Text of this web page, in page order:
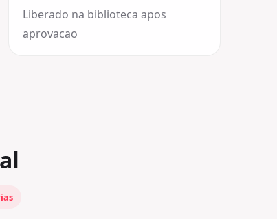
Liberado na biblioteca apos
aprovacao